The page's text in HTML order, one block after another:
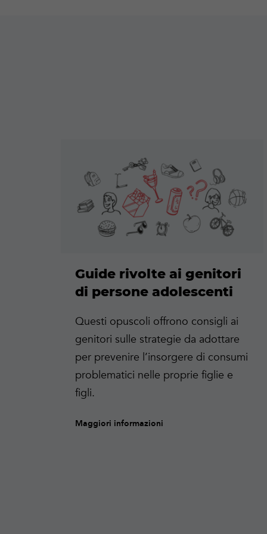
Guide rivolte ai genitori
di persone adolescenti
Questi opuscoli offrono consigli ai
genitori sulle strategie da adottare
per prevenire l’insorgere di consumi
problematici nelle proprie figlie e
figli.
Maggiori informazioni